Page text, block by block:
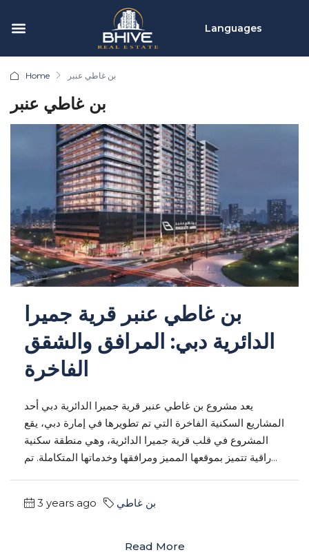
Languages
Home بن غاطي عنبر
بن غاطي عنبر
بن غاطي عنبر قرية جميرا
الدائرية دبي: المرافق والشقق
الفاخرة
يعد مشروع بن غاطي عنبر قرية جميرا الدائرية دبي أحد
المشاريع السكنية الفاخرة التي تم تطويرها في إمارة دبي، يقع
المشروع في قلب قرية جميرا الدائرية، وهي منطقة سكنية
راقية تتميز بموقعها المميز ومرافقها وخدماتها المتكاملة. تم...
3 years ago بن غاطي
Read More